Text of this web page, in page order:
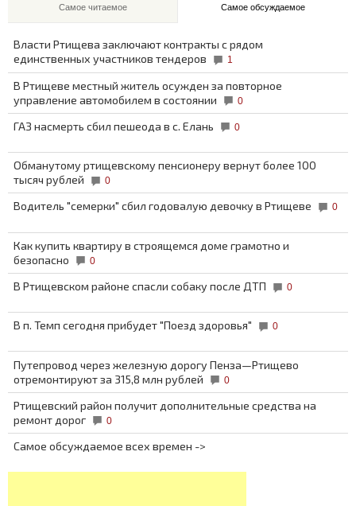
Самое читаемое Самое обсуждаемое
Власти Ртищева заключают контракты с рядом
единственных участников тендеров
1
В Ртищеве местный житель осужден за повторное
управление автомобилем в состоянии
0
ГАЗ насмерть сбил пешеода в с. Елань 0
Обманутому ртищевскому пенсионеру вернут более 100
тысяч рублей
0
Водитель "семерки" сбил годовалую девочку в Ртищеве 0
Как купить квартиру в строящемся доме грамотно и
безопасно
0
В Ртищевском районе спасли собаку после ДТП 0
В п. Темп сегодня прибудет "Поезд здоровья" 0
Путепровод через железную дорогу Пенза—Ртищево
отремонтируют за 315,8 млн рублей
0
Ртищевский район получит дополнительные средства на
ремонт дорог
0
Самое обсуждаемое всех времен ->